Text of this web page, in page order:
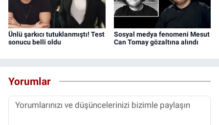
Ünlü şarkıcı tutuklanmıştı! Test
sonucu belli oldu
Sosyal medya fenomeni Mesut
Can Tomay gözaltına alındı
Yorumlar